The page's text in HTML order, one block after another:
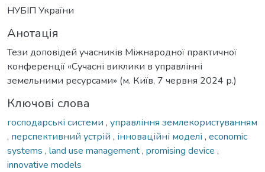
НУБІП України
Анотація
Тези доповідей учасників Міжнародної практичної
конференції «Сучасні виклики в управлінні
земельними ресурсами» (м. Київ, 7 червня 2024 р.)
Ключові слова
господарські системи , управління землекористуванням
, перспективний устрій , інноваційні моделі , economic
systems , land use management, promising device ,
innovative models